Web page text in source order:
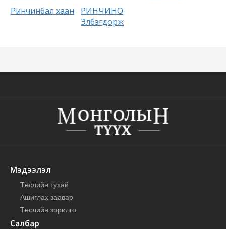
Ринчинбал хаан
РИНЧИНО
Элбэгдорж
Мэдээлэл
Төслийн тухай
Ашиглах заавар
Төслийн зорилго
Салбар